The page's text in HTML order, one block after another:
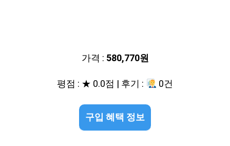
가격 : 580,770원
평점 : ★ 0.0점 | 후기 :
0건
구입 혜택 정보